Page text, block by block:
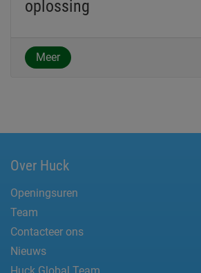
oplossing
Meer
Over Huck
Openingsuren
Team
Contacteer ons
Nieuws